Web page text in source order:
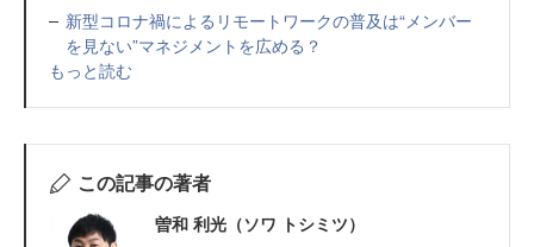
新型コロナ禍によるリモートワークの普及は“メンバー
を見ない”マネジメントを広める？
もっと読む
この記事の著者
曽和 利光（ソワ トシミツ）